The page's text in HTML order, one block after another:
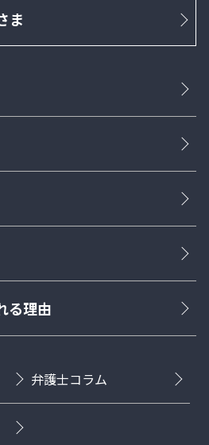
ま
る理由
弁護士コラム